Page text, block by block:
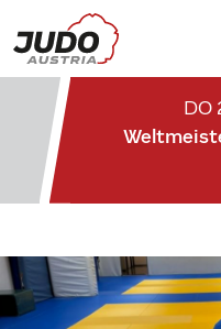
DO